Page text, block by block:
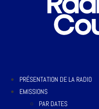
PRÉSENTATION DE LA RADIO
EMISSIONS
PAR DATES